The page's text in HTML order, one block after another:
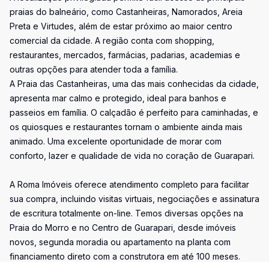
praias do balneário, como Castanheiras, Namorados, Areia
Preta e Virtudes, além de estar próximo ao maior centro
comercial da cidade. A região conta com shopping,
restaurantes, mercados, farmácias, padarias, academias e
outras opções para atender toda a família.
A Praia das Castanheiras, uma das mais conhecidas da cidade,
apresenta mar calmo e protegido, ideal para banhos e
passeios em família. O calçadão é perfeito para caminhadas, e
os quiosques e restaurantes tornam o ambiente ainda mais
animado. Uma excelente oportunidade de morar com
conforto, lazer e qualidade de vida no coração de Guarapari.
A Roma Imóveis oferece atendimento completo para facilitar
sua compra, incluindo visitas virtuais, negociações e assinatura
de escritura totalmente on-line. Temos diversas opções na
Praia do Morro e no Centro de Guarapari, desde imóveis
novos, segunda moradia ou apartamento na planta com
financiamento direto com a construtora em até 100 meses.